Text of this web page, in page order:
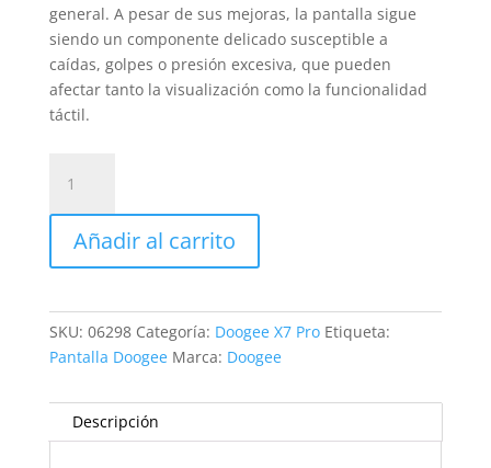
general. A pesar de sus mejoras, la pantalla sigue
siendo un componente delicado susceptible a
caídas, golpes o presión excesiva, que pueden
afectar tanto la visualización como la funcionalidad
táctil.
Pantalla
Doogee
Pro
Añadir al carrito
SKU: 06298 Categoría: Doogee X7 Pro Etiqueta:
Pantalla Doogee Marca: Doogee
Descripción